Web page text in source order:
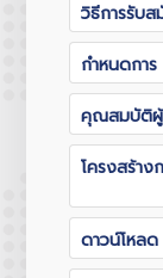
วิธีการรับส
กำหนดการ
คุณสมบัติ
โครงสร้าง
ดาวน์โหลด